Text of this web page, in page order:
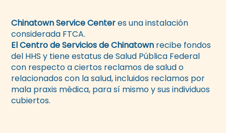
Chinatown Service Centeres una instalación
considerada FTCA.
El Centro de Servicios de Chinatown recibe fondos
del HHS y tiene estatus de Salud Pública Federal
con respecto a ciertos reclamos de salud o
relacionados con la salud, incluidos reclamos por
mala praxis médica, para sí mismo y sus individuos
cubiertos.